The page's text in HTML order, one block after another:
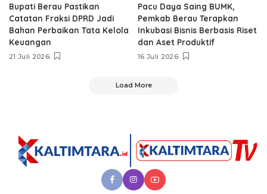
Bupati Berau Pastikan
Catatan Fraksi DPRD Jadi
Bahan Perbaikan Tata Kelola
Keuangan
21 Juli 2026
Pacu Daya Saing BUMK,
Pemkab Berau Terapkan
Inkubasi Bisnis Berbasis Riset
dan Aset Produktif ‎
16 Juli 2026
Load More